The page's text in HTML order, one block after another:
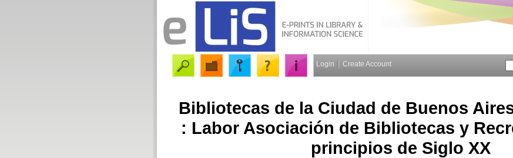
Login Create Account
Bibliotecas de la Ciudad de Buenos
: Labor Asociación de Bibliotecas y
principios de Siglo XX